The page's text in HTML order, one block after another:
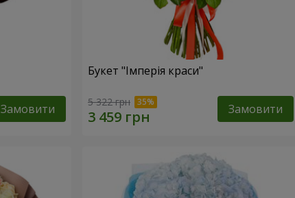
Замовити
Букет "Імперія краси"
5 322 грн Замовити